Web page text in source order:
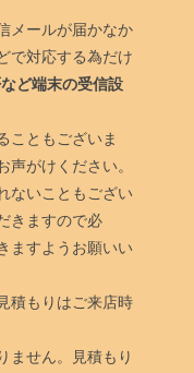
メールが届かなか
で対応する為だけ
ど端末の受信設
こともございま
がけください。
ないこともござい
きますので必
ますようお願いい
積もりはご来店時
ません。見積もり